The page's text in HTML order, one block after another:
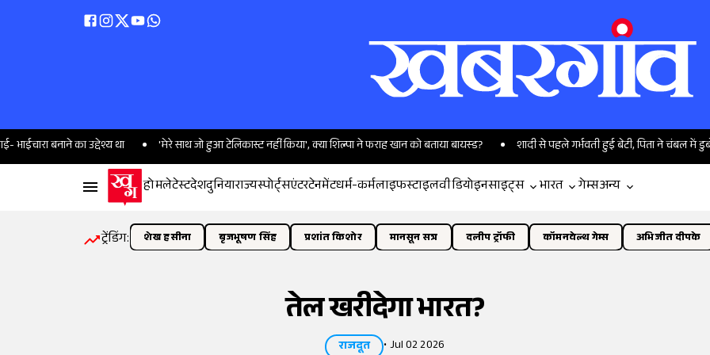
बनाने का उद्देश्य था 'मेरे साथ जो हुआ टेलिकास्ट नहीं किया', क्या शिल्पा ने फराह खान को बताया बायस्ड? शादी से पहले गर्भवती हुई बेटी, पिता ने चंबल में डुबोकर
होमलेटेस्टदेशदुनियाराज्यस्पोर्ट्सएंटरटेनमेंटधर्म-कर्मलाइफस्टाइलवीडियोइनसाइट्स भारत गेम्सअन्य
ट्रेंडिंग: शेख हसीना बृजभूषण सिंह प्रशांत किशोर मानसून सत्र दलीप ट्रॉफी कॉमनवेल्थ गेम्स अभिजीत दीपके
तेल खरीदेगा भारत?
राजदूत •Jul 02 2026